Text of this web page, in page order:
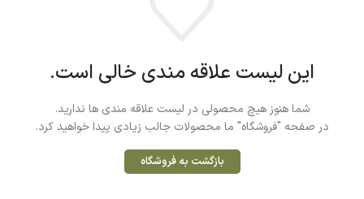
این لیست علاقه مندی خالی است.
شما هنوز هیچ محصولی در لیست علاقه مندی ها ندارید.
در صفحه "فروشگاه" ما محصولات جالب زیادی پیدا خواهید کرد.
بازگشت به فروشگاه